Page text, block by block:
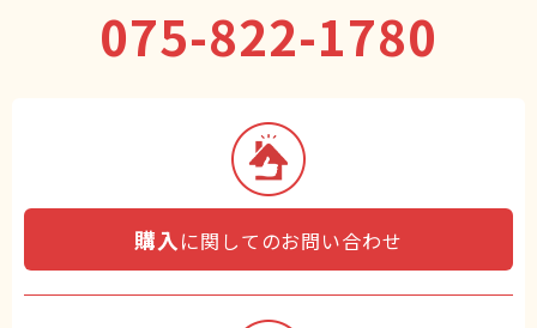
075-822-1780
購入に関してのお問い合わせ